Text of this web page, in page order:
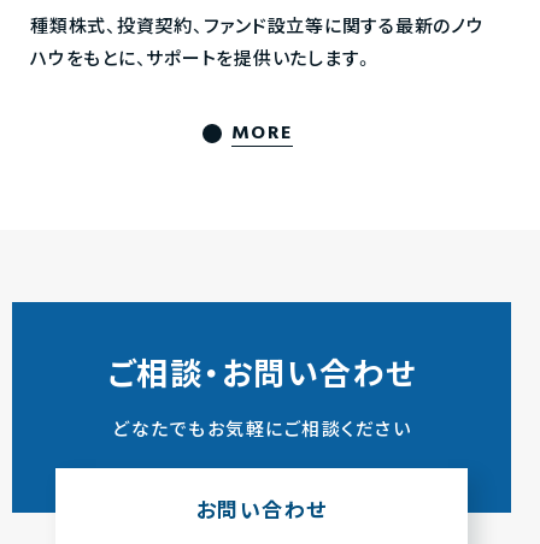
種類株式、投資契約、ファンド設立等に関する最新のノウ
ハウをもとに、サポートを提供いたします。
MORE
ご相談・お問い合わせ
どなたでもお気軽にご相談ください
お問い合わせ